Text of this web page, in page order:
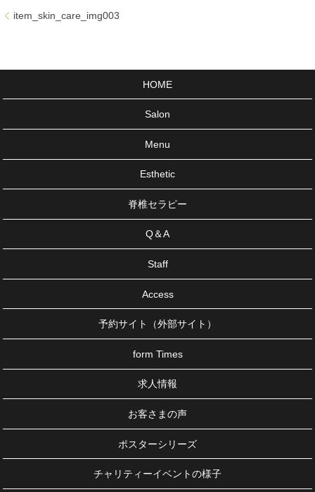
item_skin_care_img003
HOME
Salon
Menu
Esthetic
脊椎セラピー
Q＆A
Staff
Access
予約サイト（外部サイト）
form Times
求人情報
お客さまの声
ポスターシリーズ
チャリティーイベントの様子